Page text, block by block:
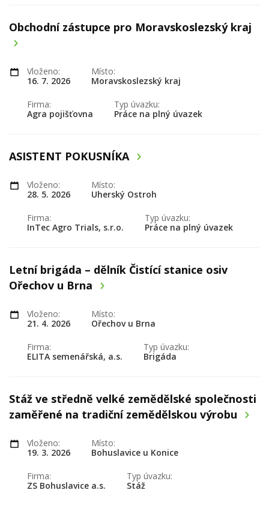
Obchodní zástupce pro Moravskoslezský kraj
Vloženo:
16. 7. 2026
Místo:
Moravskoslezský kraj
Firma:
Agra pojišťovna
Typ úvazku:
Práce na plný úvazek
ASISTENT POKUSNÍKA
Vloženo:
28. 5. 2026
Místo:
Uherský Ostroh
Firma:
InTec Agro Trials, s.r.o.
Typ úvazku:
Práce na plný úvazek
Letní brigáda – dělník Čistící stanice osiv
Ořechov u Brna
Vloženo:
21. 4. 2026
Místo:
Ořechov u Brna
Firma:
ELITA semenářská, a.s.
Typ úvazku:
Brigáda
Stáž ve středně velké zemědělské společnosti
zaměřené na tradiční zemědělskou výrobu
Vloženo:
19. 3. 2026
Místo:
Bohuslavice u Konice
Firma:
ZS Bohuslavice a.s.
Typ úvazku:
Stáž